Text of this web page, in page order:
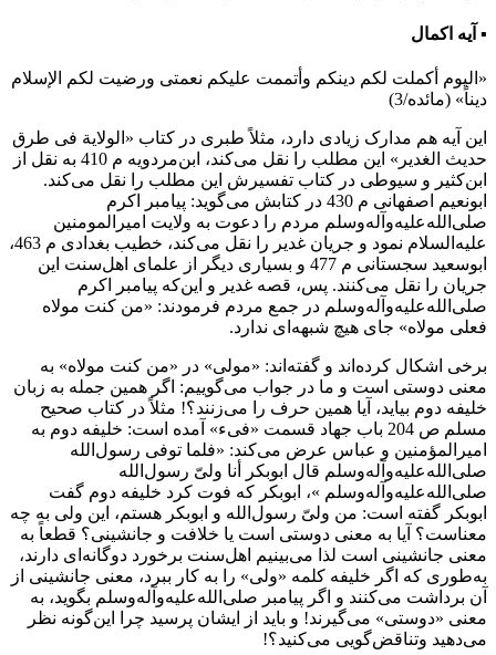
▪ آیه اکمال
«الیوم أکملت لکم دینکم وأتممت علیکم نعمتی ورضیت لکم الإسلام
دیناً» (مائده/3)
این آیه هم مدارک زیادی دارد، مثلاً طبری در کتاب «الولایة فی طرق
حدیث الغدیر» این مطلب را نقل می‌کند، ابن‌مردویه م 410 به نقل از
ابن‌کثیر و سیوطی در کتاب تفسیرش این مطلب را نقل می‌کند.
ابونعیم اصفهانی‌ م 430 در کتابش می‌گوید: پیامبر اکرم
صلی‌الله‌علیه‌وآله‌وسلم مردم را دعوت به ولایت امیرالمومنین
علیه‌السلام نمود و جریان غدیر را نقل می‌کند، خطیب بغدادی م 463،
ابوسعید سجستانی م 477 و بسیاری دیگر از علمای اهل‌سنت این
جریان را نقل می‌کنند. پس، قصه غدیر و این‌که پیامبر اکرم
صلی‌الله‌علیه‌وآله‌وسلم در جمع مردم فرمودند: «من کنت مولاه
فعلی مولاه» جای هیچ شبهه‌ای ندارد.
برخی اشکال کرده‌اند و گفته‌اند: «مولی» در «من کنت مولاه» به
معنی دوستی است و ما در جواب می‌گوییم: اگر همین جمله به زبان
خلیفه دوم بیاید، آیا همین حرف را می‌زنند؟! مثلاً در کتاب صحیح
مسلم ص 204 باب جهاد قسمت «فیء» آمده است: خلیفه دوم به
امیرالمؤمنین و عباس عرض می‌کند: «فلما توفی رسول‌الله
صلی‌الله‌علیه‌وآله‌وسلم قال ابوبکر أنا ولیّ رسول‌الله
صلی‌الله‌علیه‌وآله‌وسلم »، ابوبکر که فوت کرد خلیفه دوم گفت
ابوبکر گفته است: من ولیّ رسول‌الله و ابوبکر هستم، این ولی به چه
معناست؟ آیا به معنی دوستی است یا خلافت و جانشینی؟ قطعاً به
معنی جانشینی است لذا می‌بینیم اهل‌سنت برخورد دوگانه‌ای دارند،
به‌طوری که اگر خلیفه کلمه «ولی» را به کار ببرد، معنی جانشینی از
آن برداشت می‌کنند و اگر پیامبر صلی‌الله‌علیه‌وآله‌وسلم بگوید، به
معنی «دوستی» می‌گیرند! و باید از ایشان پرسید چرا این‌گونه نظر
می‌دهید وتناقض‌گویی می‌کنید؟!